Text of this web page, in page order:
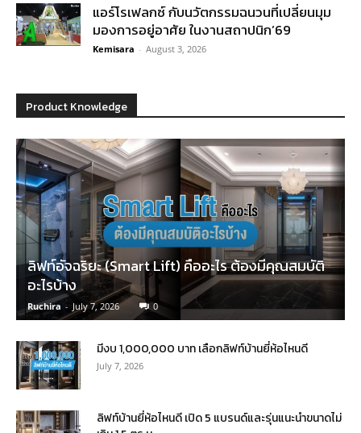
แอร์โรเฟลกซ์ กับนวัตกรรมฉนวนที่เปลี่ยนมุม
มองการอยู่อาศัย ในงานสถาปนิก’69
Kemisara - August 3, 2026
Product Knowledge
ลิฟท์อัจฉริยะ (Smart Lift) คืออะไร ต้องมีคุณสมบัติ
อะไรบ้าง
Ruchira - July 7, 2026 0
มีงบ 1,000,000 บาท เลือกลิฟท์บ้านยี่ห้อไหนดี
July 7, 2026
ลิฟท์บ้านยี่ห้อไหนดี เปิด 5 แบรนด์และรุ่นแนะนำขนาดไม่